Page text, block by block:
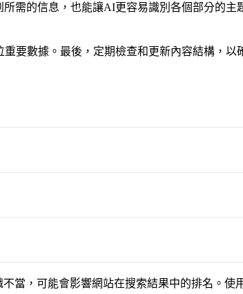
需的信息，也能讓AI更容易識別各個部分的主
要數據。最後，定期檢查和更新內容結構，以
當，可能會影響網站在搜索結果中的排名。使